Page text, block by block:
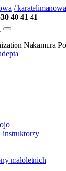
/ karatelimanowa
40 41 41
instruktorzy
małoletnich